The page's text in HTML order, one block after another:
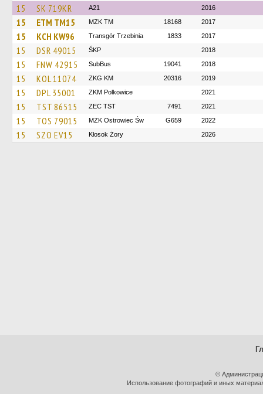
15 SK 719KR A21 2016
15 ETM TM15 MZK TM 18168 2017
15 KCH KW96 Transgór Trzebinia 1833 2017
15 DSR 49015 ŚKP 2018
15 FNW 42915 SubBus 19041 2018
15 KOL 11074 ZKG KM 20316 2019
15 DPL 35001 ZKM Polkowice 2021
15 TST 86515 ZEC TST 7491 2021
15 TOS 79015 MZK Ostrowiec Św G659 2022
15 SZO EV15 Kłosok Żory 2026
©
Использование фотографий и иных